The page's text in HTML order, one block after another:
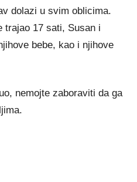
dolazi u svim oblicima.
trajao 17 sati, Susan i
bebe, kao i njihove
nemojte zaboraviti da ga